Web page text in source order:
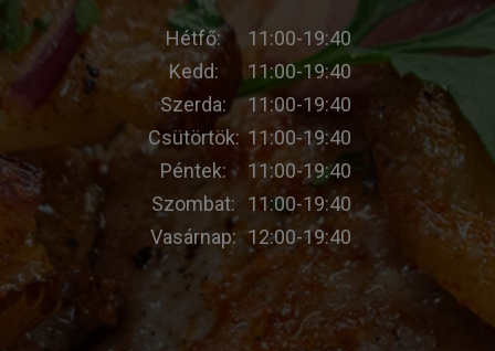
Hétfő:
11:00-19:40
Kedd:
11:00-19:40
Szerda:
11:00-19:40
Csütörtök: 11:00-19:40
Péntek:
11:00-19:40
Szombat:
11:00-19:40
Vasárnap: 12:00-19:40